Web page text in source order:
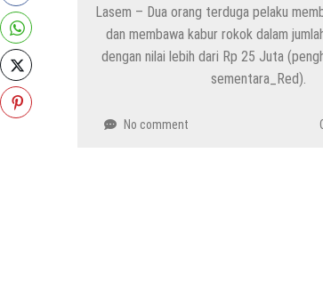
Lasem – Dua orang terduga pelaku
dan membawa kabur rokok dalam
dengan nilai lebih dari Rp 25 Juta
sementara_Red).
No comment